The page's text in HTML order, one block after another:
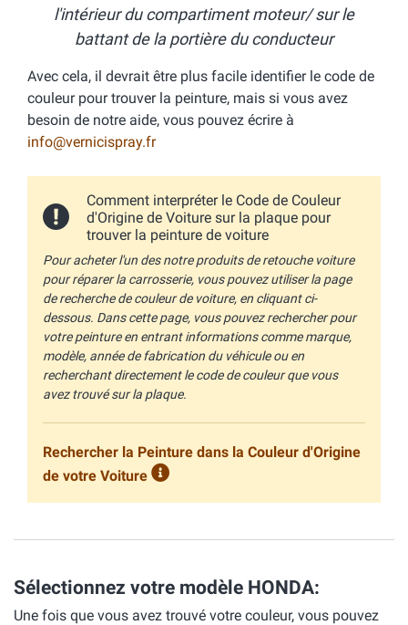
l'intérieur du compartiment moteur/ sur le
battant de la portière du conducteur
Avec cela, il devrait être plus facile identifier le code de
couleur pour trouver la peinture, mais si vous avez
besoin de notre aide, vous pouvez écrire à
info@vernicispray.fr
Comment interpréter le Code de Couleur
d'Origine de Voiture sur la plaque pour
trouver la peinture de voiture
Pour acheter l'un des notre produits de retouche voiture
pour réparer la carrosserie, vous pouvez utiliser la page
de recherche de couleur de voiture, en cliquant ci-
dessous. Dans cette page, vous pouvez rechercher pour
votre peinture en entrant informations comme marque,
modèle, année de fabrication du véhicule ou en
recherchant directement le code de couleur que vous
avez trouvé sur la plaque.
Rechercher la Peinture dans la Couleur d'Origine
de votre Voiture
Sélectionnez votre modèle HONDA:
Une fois que vous avez trouvé votre couleur, vous pouvez